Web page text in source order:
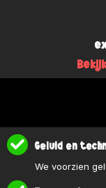
Geluid en
We voorzien